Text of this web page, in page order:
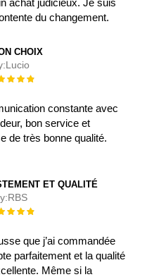
du changement.
CHOIX
Lucio
:
constante avec
bon service et
de très bonne qualité.
ET QUALITÉ
RBS
:
que j’ai commandée
parfaitement et la qualité
Même si la